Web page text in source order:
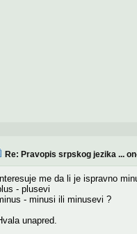
Re: Pravopis srpskog jezika ...
me da li je ispravno
- plusevi
- minusi ili minusevi ?
unapred.